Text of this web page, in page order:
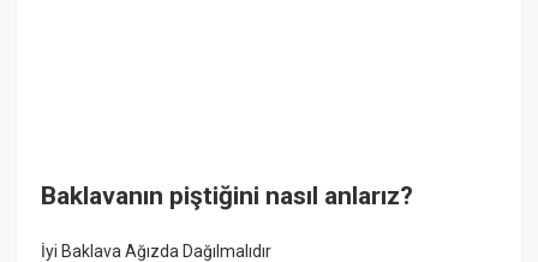
Baklavanın piştiğini nasıl anlarız?
İyi Baklava Ağızda Dağılmalıdır